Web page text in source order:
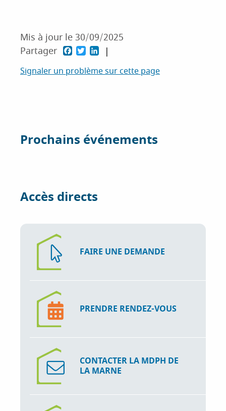
Mis à jour le 30/09/2025
Partager
F
a
o
o
T
w
e
r
L
i
d
I
Signaler un problème sur cette page
Prochains événements
Accès directs
FAIRE UNE DEMANDE
PRENDRE RENDEZ-VOUS
CONTACTER LA MDPH DE
LA MARNE